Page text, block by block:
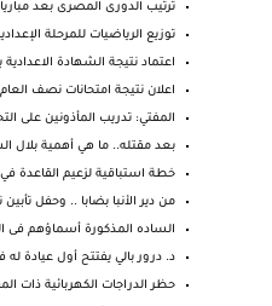
ترتيب الدورى المصرى بعد مباريات
توزيع الرياضيات للمرحلة الإعدادية
اعتماد نتيجة الشهادة الاعدادية
اعلان نتيجة امتحانات نصف العام 2023 محافظة القاهرة...
المفتي: تدريب المأذونين على
بعد مقتله.. ما هي أهمية بلال
خطة استباقية لزعيم القاعدة
من دير الأنبا بضابا .. وحفل تأبين
الساده المذكورة أسماؤهم فى
د. درور بالي يفتتح أول عيادة
حظر الدراجات الكهربائية ذات